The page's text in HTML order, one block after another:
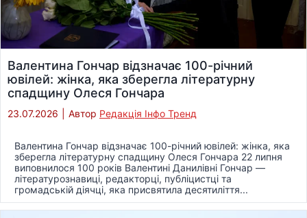
Валентина Гончар відзначає 100-річний
ювілей: жінка, яка зберегла літературну
спадщину Олеся Гончара
23.07.2026 Автор Редакція Інфо Тренд
Валентина Гончар відзначає 100-річний ювілей: жінка, яка
зберегла літературну спадщину Олеся Гончара 22 липня
виповнилося 100 років Валентині Данилівні Гончар —
літературознавиці, редакторці, публіцистці та
громадській діячці, яка присвятила десятиліття...